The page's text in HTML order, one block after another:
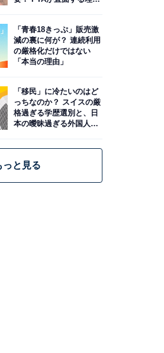
「青春18きっぷ」販売激
減の裏に何が？ 連続利用
の厳格化だけではない
「本当の理由」
「移民」に冷たいのはど
っちなのか？ スイスの厳
格過ぎる学歴選別と、日
本の曖昧過ぎる外国人政
っと見る